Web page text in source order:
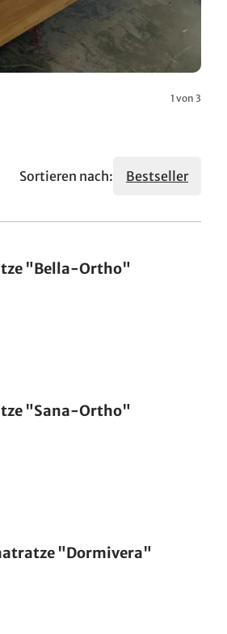
1 von 3
Sortieren nach: Bestseller
"Bella-Ortho"
"Sana-Ortho"
"Dormivera"